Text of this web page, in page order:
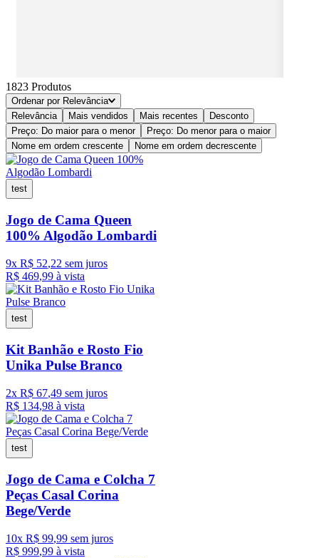
1823 Produtos
Ordenar por Relevância
Relevância
Mais vendidos Mais recentes
Desconto
Preço: Do maior para o menor
Preço: Do menor para o maior
Nome em ordem crescente
Nome em ordem decrescente
test
Jogo de Cama Queen
100% Algodão Lombardi
9x R$ 52,22 sem juros
R$ 469,99 à vista
test
Kit Banhão e Rosto Fio
Unika Pulse Branco
2x R$ 67,49 sem juros
R$ 134,98 à vista
test
Jogo de Cama e Colcha 7
Peças Casal Corina
Bege/Verde
10x R$ 99,99 sem juros
R$ 999,99 à vista